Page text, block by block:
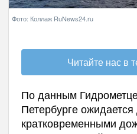
Фото: Коллаж RuNews24.ru
Читайте нас в
По данным
Петербурге
кратковременными